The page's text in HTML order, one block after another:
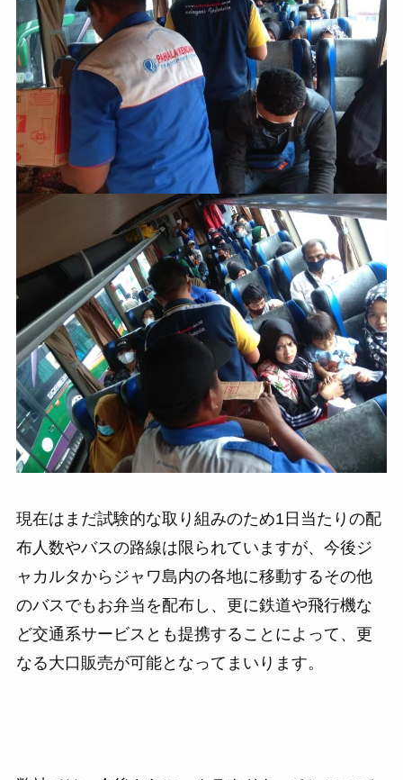
現在はまだ試験的な取り組みのため1日当たりの配
布人数やバスの路線は限られていますが、今後ジ
ャカルタからジャワ島内の各地に移動するその他
のバスでもお弁当を配布し、更に鉄道や飛行機な
ど交通系サービスとも提携することによって、更
なる大口販売が可能となってまいります。